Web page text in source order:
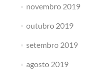
novembro 2019
outubro 2019
setembro 2019
agosto 2019